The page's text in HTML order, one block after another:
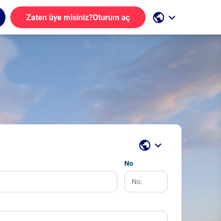
Zaten üye misiniz?Oturum aç public keyboard_arrow_down
public keyboard_arrow_down
No